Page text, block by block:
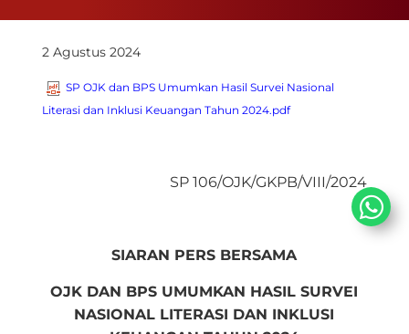
2 Agustus 2024
SP OJK dan BPS Umumkan Hasil Survei Nasional
Literasi dan Inklusi Keuangan Tahun 2024.pdf
SP 106/OJK/GKPB/VIII/2024
SIARAN PERS BERSAMA
OJK DAN BPS UMUMKAN HASIL SURVEI
NASIONAL LITERASI DAN INKLUSI